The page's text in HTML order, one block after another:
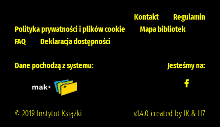
Kontakt
Regulamin
Polityka prywatności i plików cookie
Mapa bibliotek
FAQ
Deklaracja dostępności
Dane pochodzą z systemu: Jesteśmy na:
© 2019 Instytut Książki v.1.4.0 created by IK & H7